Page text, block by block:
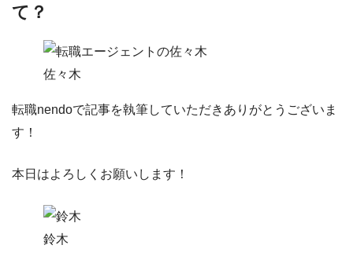
て？
佐々木
転職nendoで記事を執筆していただきありがとうございま
す！
本日はよろしくお願いします！
鈴木